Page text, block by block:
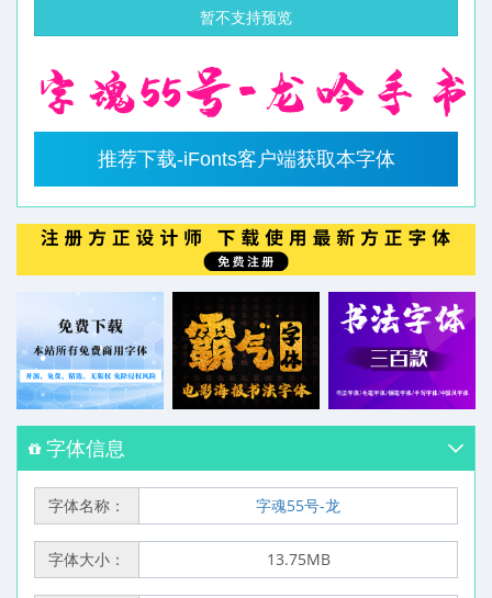
暂不支持预览
推荐下载-iFonts客户端获取本字体
字体信息
字体名称： 字魂55号-龙
字体大小： 13.75MB